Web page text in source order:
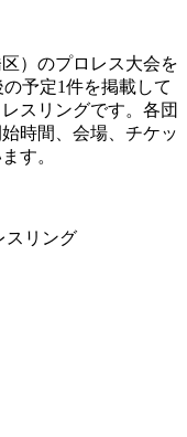
）のプロレス大会を
予定1件を掲載して
スリングです。各団
時間、会場、チケッ
す。
スリング